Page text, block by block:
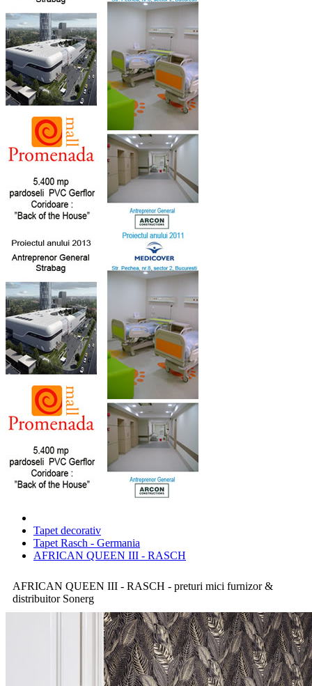
Tapet decorativ
Tapet Rasch - Germania
AFRICAN QUEEN III - RASCH
AFRICAN QUEEN III - RASCH - preturi mici furnizor &
distribuitor Sonerg